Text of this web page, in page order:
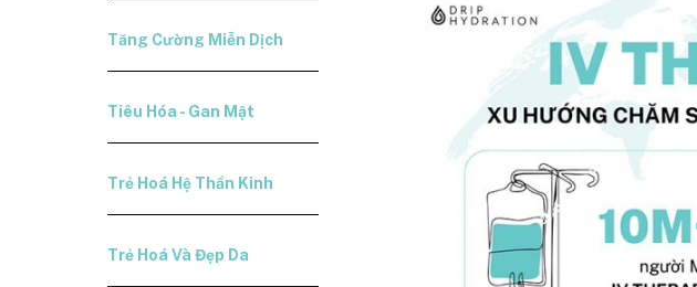
Tăng Cường Miễn Dịch
Tiêu Hóa - Gan Mật
Trẻ Hoá Hệ Thần Kinh
Trẻ Hoá Và Đẹp Da